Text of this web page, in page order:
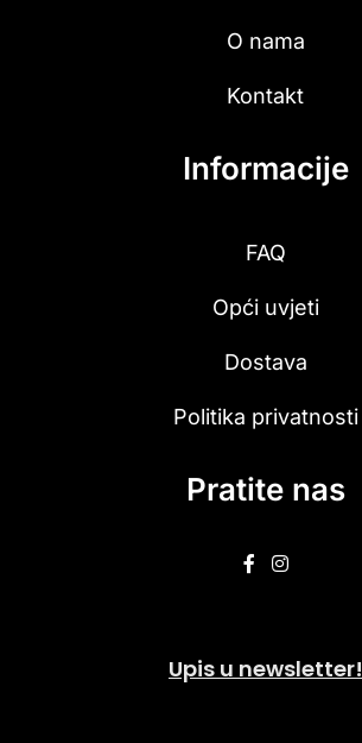
O nama
Kontakt
Informacije
FAQ
Opći uvjeti
Dostava
Politika privatnosti
Pratite nas
Upis u newsletter!